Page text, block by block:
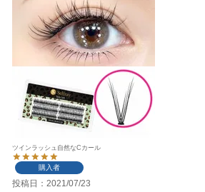
ツインラッシュ自然なCカール
購入者
投稿日 2021/07/23